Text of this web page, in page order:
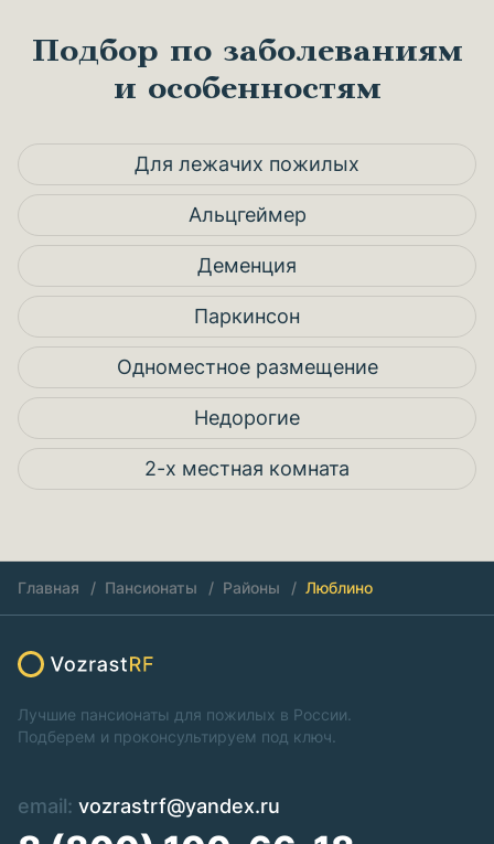
Подбор по заболеваниям
и особенностям
Для лежачих пожилых
Альцгеймер
Деменция
Паркинсон
Одноместное размещение
Недорогие
2-х местная комната
Главная Пансионаты Районы Люблино
Лучшие пансионаты для пожилых в России.
Подберем и проконсультируем под ключ.
email: vozrastrf@yandex.ru